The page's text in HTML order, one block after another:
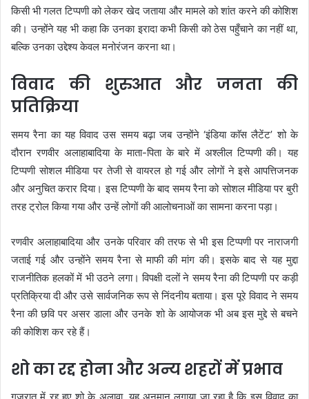
किसी भी गलत टिप्पणी को लेकर खेद जताया और मामले को शांत करने की कोशिश
की। उन्होंने यह भी कहा कि उनका इरादा कभी किसी को ठेस पहुँचाने का नहीं था,
बल्कि उनका उद्देश्य केवल मनोरंजन करना था।
विवाद की शुरुआत और जनता की
प्रतिक्रिया
समय रैना का यह विवाद उस समय बढ़ा जब उन्होंने ‘इंडिया काॅस लैटेंट’ शो के
दौरान रणवीर अलाहाबादिया के माता-पिता के बारे में अश्लील टिप्पणी की। यह
टिप्पणी सोशल मीडिया पर तेजी से वायरल हो गई और लोगों ने इसे आपत्तिजनक
और अनुचित करार दिया। इस टिप्पणी के बाद समय रैना को सोशल मीडिया पर बुरी
तरह ट्रोल किया गया और उन्हें लोगों की आलोचनाओं का सामना करना पड़ा।
रणवीर अलाहाबादिया और उनके परिवार की तरफ से भी इस टिप्पणी पर नाराजगी
जताई गई और उन्होंने समय रैना से माफी की मांग की। इसके बाद से यह मुद्दा
राजनीतिक हलकों में भी उठने लगा। विपक्षी दलों ने समय रैना की टिप्पणी पर कड़ी
प्रतिक्रिया दी और उसे सार्वजनिक रूप से निंदनीय बताया। इस पूरे विवाद ने समय
रैना की छवि पर असर डाला और उनके शो के आयोजक भी अब इस मुद्दे से बचने
की कोशिश कर रहे हैं।
शो का रद्द होना और अन्य शहरों में प्रभाव